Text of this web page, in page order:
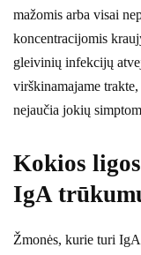
mažomis arba visai
koncentracijomis
gleivinių infekcijų
virškinamajame
nejaučia jokių
Kokios
IgA
Žmonės, kurie turi